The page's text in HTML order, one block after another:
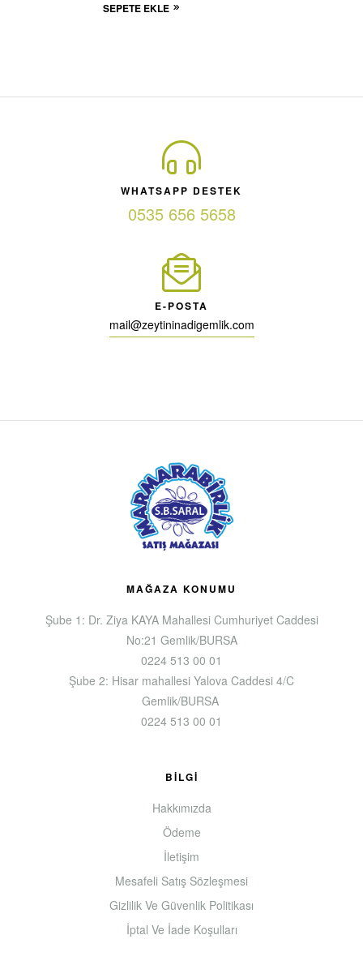
SEPETE EKLE
WHATSAPP DESTEK
0535 656 5658
E-POSTA
mail@zeytininadigemlik.com
MAĞAZA KONUMU
Şube 1: Dr. Ziya KAYA Mahallesi Cumhuriyet Caddesi
No:21 Gemlik/BURSA
0224 513 00 01
Şube 2: Hisar mahallesi Yalova Caddesi 4/C
Gemlik/BURSA
0224 513 00 01
BILGI
Hakkımızda
Ödeme
İletişim
Mesafeli Satış Sözleşmesi
Gizlilik Ve Güvenlik Politikası
İptal Ve İade Koşulları